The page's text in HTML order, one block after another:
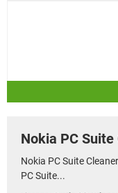
Nokia PC Suite
Nokia PC Suite
PC Suite...